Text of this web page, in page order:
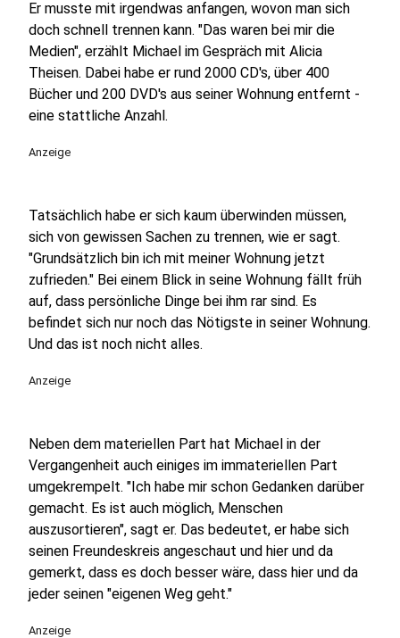
Er musste mit irgendwas anfangen, wovon man sich
doch schnell trennen kann. "Das waren bei mir die
Medien", erzählt Michael im Gespräch mit Alicia
Theisen. Dabei habe er rund 2000 CD's, über 400
Bücher und 200 DVD's aus seiner Wohnung entfernt -
eine stattliche Anzahl.
Anzeige
Tatsächlich habe er sich kaum überwinden müssen,
sich von gewissen Sachen zu trennen, wie er sagt.
"Grundsätzlich bin ich mit meiner Wohnung jetzt
zufrieden." Bei einem Blick in seine Wohnung fällt früh
auf, dass persönliche Dinge bei ihm rar sind. Es
befindet sich nur noch das Nötigste in seiner Wohnung.
Und das ist noch nicht alles.
Anzeige
Neben dem materiellen Part hat Michael in der
Vergangenheit auch einiges im immateriellen Part
umgekrempelt. "Ich habe mir schon Gedanken darüber
gemacht. Es ist auch möglich, Menschen
auszusortieren", sagt er. Das bedeutet, er habe sich
seinen Freundeskreis angeschaut und hier und da
gemerkt, dass es doch besser wäre, dass hier und da
jeder seinen "eigenen Weg geht."
Anzeige